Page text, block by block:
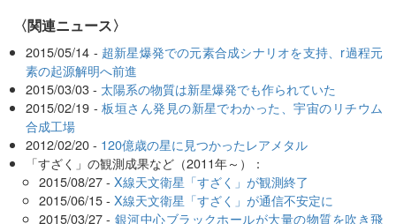
〈関連ニュース〉
2015/05/14 - 超新星爆発での元素合成シナリオを支持、r過程元
素の起源解明へ前進
2015/03/03 - 太陽系の物質は新星爆発でも作られていた
2015/02/19 -板垣さん発見の新星でわかった、宇宙のリチウム
合成工場
2012/02/20 - 120億歳の星に見つかったレアメタル
「すざく」の観測成果など（2011年～）：
2015/08/27 - X線天文衛星「すざく」が観測終了
2015/06/15 - X線天文衛星「すざく」が通信不安定に
2015/03/27 - 銀河中心ブラックホールが大量の物質を吹き飛